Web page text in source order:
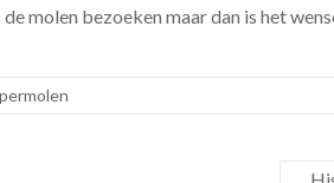
molen bezoeken maar dan is het